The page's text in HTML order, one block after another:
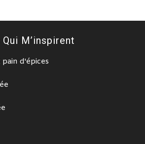
M’inspirent
d'épices